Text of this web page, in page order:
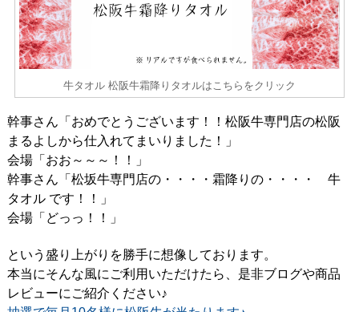
牛タオル 松阪牛霜降りタオルはこちらをクリック
幹事さん「おめでとうございます！！松阪牛専門店の松阪
まるよしから仕入れてまいりました！」
会場「おお～～～！！」
幹事さん「松坂牛専門店の・・・・霜降りの・・・・ 牛
タオル です！！」
会場「どっっ！！」
という盛り上がりを勝手に想像しております。
本当にそんな風にご利用いただけたら、是非ブログや商品
レビューにご紹介ください♪